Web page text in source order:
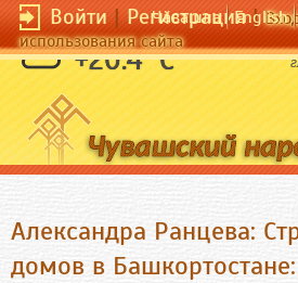
Войти|Регистрация|
использования сайта
Чӑвашла English
+20.4 °C
Александра Ранцева:
домов в